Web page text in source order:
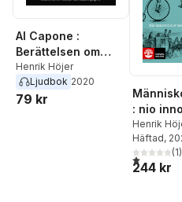
Al Capone :
Berättelsen om
världens mest
ökände gangster
Henrik Höjer
Ljudbok 2020
79 kr
: nio
som
Henrik
Häftad,
1,0utav 5(1)
244 kr